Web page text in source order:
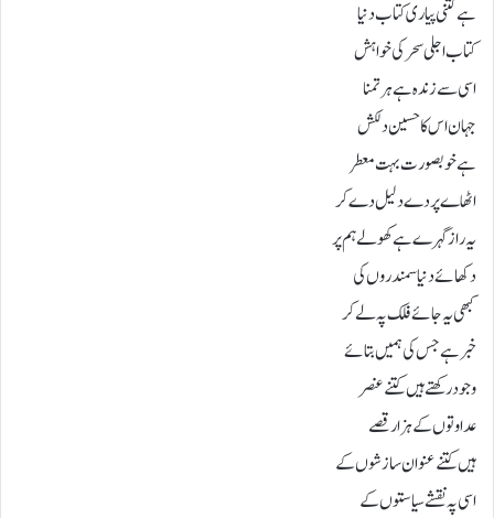
ہے کتنی پیاری کتاب دنیا
کتاب اجلی سحر کی خواہش
اسی سے زندہ ہےہر تمنا
جہان اس کا حسین دلکش
ہے خوبصورت بہت معطر
اٹھاے پردے دلیل دے کر
یہ راز گہرے ہے کھولے ہم پر
دکھائے دنیا سمندروں کی
کبھی یہ جائے فلک پہ لے کر
خبر ہے جس کی ہمیں بتائے
وجود رکھتے ہیں کتنےعنصر
عداوتوں کے ہزار قصے
ہیں کتنے عنوان سازشوں کے
اسی پہ نقشے سیاستوں کے